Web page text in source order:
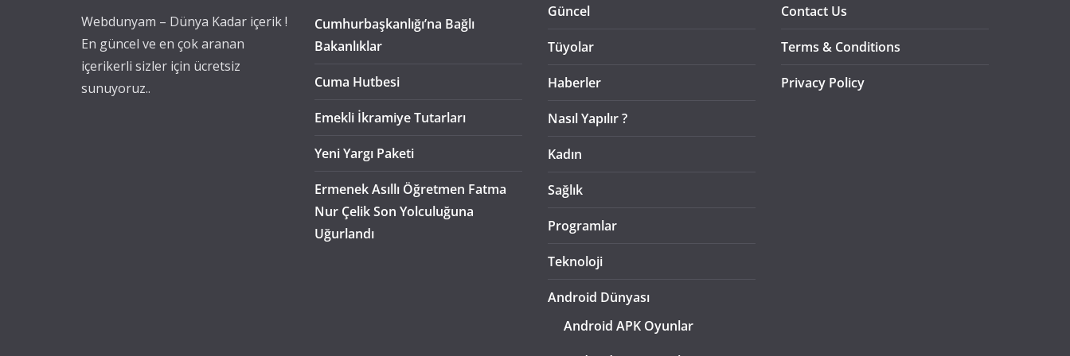
Webdunyam – Dünya Kadar içerik !
En güncel ve en çok aranan
içerikerli sizler için ücretsiz
sunuyoruz..
Cumhurbaşkanlığı’na Bağlı
Bakanlıklar
Cuma Hutbesi
Emekli İkramiye Tutarları
Yeni Yargı Paketi
Ermenek Asıllı Öğretmen Fatma
Nur Çelik Son Yolculuğuna
Uğurlandı
Güncel
Tüyolar
Haberler
Nasıl Yapılır ?
Kadın
Sağlık
Programlar
Teknoloji
Android Dünyası
Android APK Oyunlar
Contact Us
Terms & Conditions
Privacy Policy